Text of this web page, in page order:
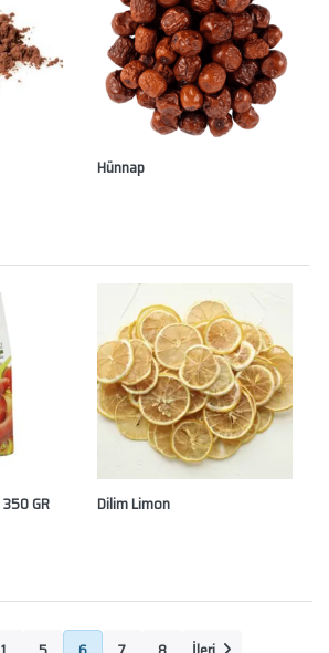
Hünnap
GR Dilim Limon